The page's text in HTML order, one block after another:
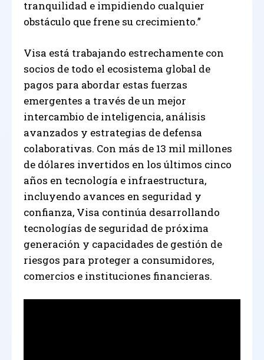
tranquilidad e impidiendo cualquier
obstáculo que frene su crecimiento.”
Visa está trabajando estrechamente con
socios de todo el ecosistema global de
pagos para abordar estas fuerzas
emergentes a través de un mejor
intercambio de inteligencia, análisis
avanzados y estrategias de defensa
colaborativas. Con más de 13 mil millones
de dólares invertidos en los últimos cinco
años en tecnología e infraestructura,
incluyendo avances en seguridad y
confianza, Visa continúa desarrollando
tecnologías de seguridad de próxima
generación y capacidades de gestión de
riesgos para proteger a consumidores,
comercios e instituciones financieras.